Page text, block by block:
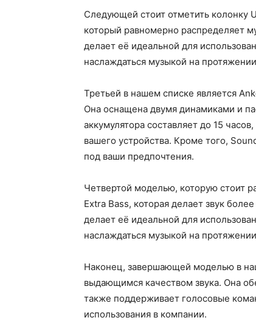
Следующей стоит отметить колонку
который равномерно распределяет
делает её идеальной для
наслаждаться музыкой на
Третьей в нашем списке является
Она оснащена двумя динамиками и
аккумулятора составляет до 15
вашего устройства. Кроме того,
под ваши предпочтения.
Четвертой моделью, которую стоит
Extra Bass, которая делает звук
делает её идеальной для
наслаждаться музыкой на
Наконец, завершающей моделью в
выдающимся качеством звука. Она
также поддерживает голосовые
использования в компании.